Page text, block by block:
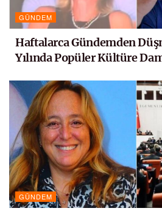
GÜNDEM
Haftalarca Gündemden
Yılında Popüler Kültüre
GÜNDEM